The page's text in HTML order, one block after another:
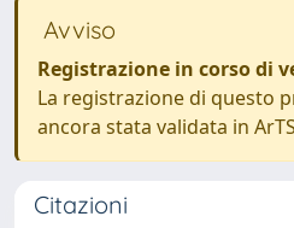
Avviso
Registrazione in corso di
La registrazione di questo
ancora stata validata in
Citazioni